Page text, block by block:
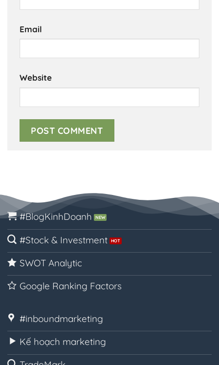
Email
Website
#BlogKinhDoanh
#Stock & Investment
SWOT Analytic
Google Ranking Factors
#inboundmarketing
Kế hoạch marketing